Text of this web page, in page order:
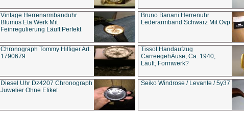
Vintage Herrenarmbanduhr
Blumus Eta Werk Mit
Feinregulierung Läuft Perfekt
Bruno Banani Herrenuhr
Lederarmband Schwarz Mit Ovp
Chronograph Tommy Hilfiger Art.
1790679
Tissot Handaufzug
CarreegehÄuse, Ca. 1940,
Läuft, Formwerk?
Diesel Uhr Dz4207 Chronograph
Juwelier Ohne Etiket
Seiko Windrose / Levante / 5y37